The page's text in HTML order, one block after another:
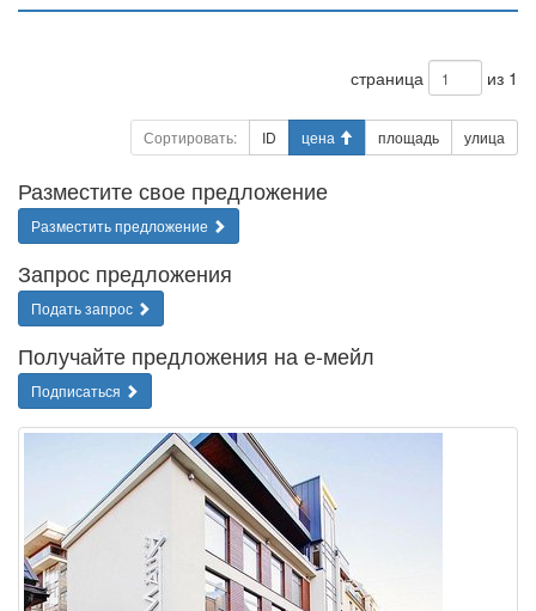
страница из 1
Сортировать: ID цена площадь улица
Разместите свое предложение
Разместить предложение
Запрос предложения
Подать запрос
Получайте предложения на е-мейл
Подписаться